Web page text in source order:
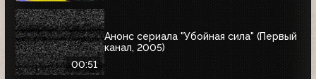
00:51
Анонс сериала "Убойная сила" (Первый
канал, 2005)